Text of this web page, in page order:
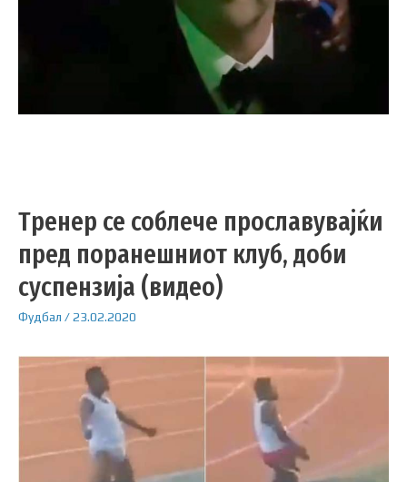
Тренер се соблече прославувајќи
пред поранешниот клуб, доби
суспензија (видео)
Фудбал /23.02.2020